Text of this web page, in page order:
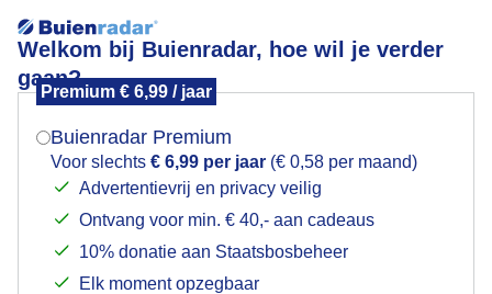
Welkom bij Buienradar, hoe wil je verder
gaan?
Premium € 6,99 / jaar
Buienradar Premium
Voor slechts € 6,99 per jaar (€ 0,58 per maand)
Advertentievrij en privacy veilig
Ontvang voor min. € 40,- aan cadeaus
10% donatie aan Staatsbosbeheer
Elk moment opzegbaar
Zonnig met hoge sluierbewolking
Mogen we je locatie gebruiken voor het
Indien je hier nog geen akkoord op hebt gegeven,
verschijnt er zo een pop-up uit je browser waarin